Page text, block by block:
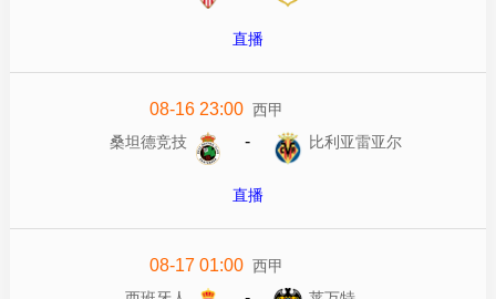
直播
08-16 23:00 西甲
桑坦德竞技
- 比利亚雷亚尔
直播
08-17 01:00 西甲